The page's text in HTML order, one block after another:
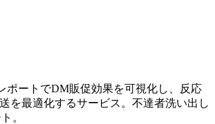
ポートでDM販促効果を可視化し、反応
を最適化するサービス。不達者洗い出し
。